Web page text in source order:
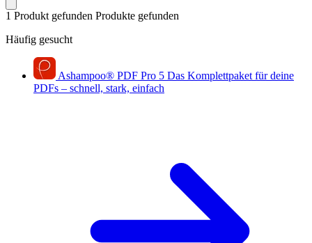
1 Produkt gefunden Produkte gefunden
Häufig gesucht
Ashampoo® PDF Pro 5 Das Komplettpaket für deine
PDFs – schnell, stark, einfach